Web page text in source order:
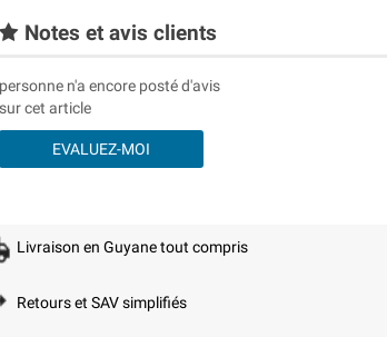
Notes et avis clients
personne n'a encore posté d'avis
sur cet article
EVALUEZ-MOI
Livraison en Guyane tout compris
Retours et SAV simplifiés